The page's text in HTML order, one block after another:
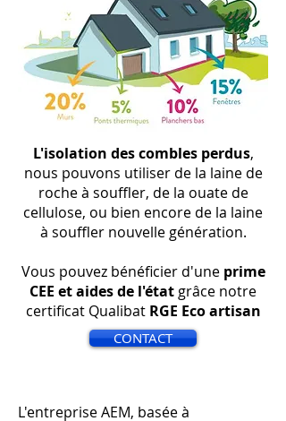
L'isolation des combles perdus,
nous pouvons utiliser de la laine de
roche à souffler, de la ouate de
cellulose, ou bien encore de la laine
à souffler nouvelle génération.
Vous pouvez bénéficier d'uneprime
CEE et aides de l'état grâce notre
certificat Qualibat RGE Eco artisan
CONTACT
L'entreprise AEM, basée à